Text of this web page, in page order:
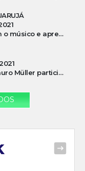
Entrevista com o músico e apresentador, Lismael Ferrareis, no Cidade e Campo
Morador de Lauro Müller participa de motociata em apoio a Bolsonaro